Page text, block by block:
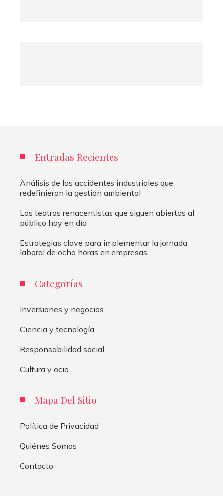
Entradas Recientes
Análisis de los accidentes industriales que
redefinieron la gestión ambiental
Los teatros renacentistas que siguen abiertos al
público hoy en día
Estrategias clave para implementar la jornada
laboral de ocho horas en empresas
Categorías
Inversiones y negocios
Ciencia y tecnología
Responsabilidad social
Cultura y ocio
Mapa Del Sitio
Política de Privacidad
Quiénes Somos
Contacto